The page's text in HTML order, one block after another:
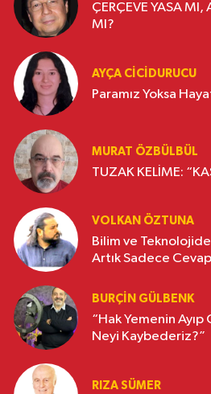
ÇERÇEVE YASA MI,
MI?
AYÇA CICIDURUCU
Paramız Yoksa
MURAT ÖZBÜLBÜL
TUZAK KELİME:
VOLKAN ÖZTUNA
Bilim ve
Artık Sadece
BURÇIN GÜLBENK
“Hak Yemenin Ayıp
Neyi Kaybederiz?”
RIZA SÜMER